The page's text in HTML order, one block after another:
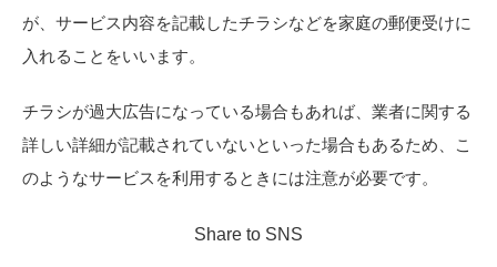
が、サービス内容を記載したチラシなどを家庭の郵便受けに
入れることをいいます。
チラシが過大広告になっている場合もあれば、業者に関する
詳しい詳細が記載されていないといった場合もあるため、こ
のようなサービスを利用するときには注意が必要です。
Share to SNS